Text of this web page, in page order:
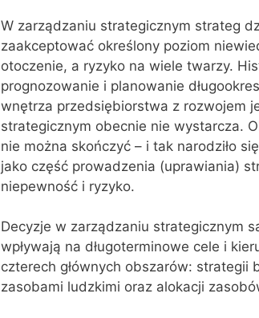
W zarządzaniu strategicznym strateg
zaakceptować określony poziom
otoczenie, a ryzyko na wiele twarzy.
prognozowanie i planowanie
wnętrza przedsiębiorstwa z rozwojem
strategicznym obecnie nie wystarcza.
nie można skończyć – i tak narodziło
jako część prowadzenia (uprawiania)
niepewność i ryzyko.
Decyzje w zarządzaniu strategicznym
wpływają na długoterminowe cele i
czterech głównych obszarów:
zasobami ludzkimi oraz alokacji